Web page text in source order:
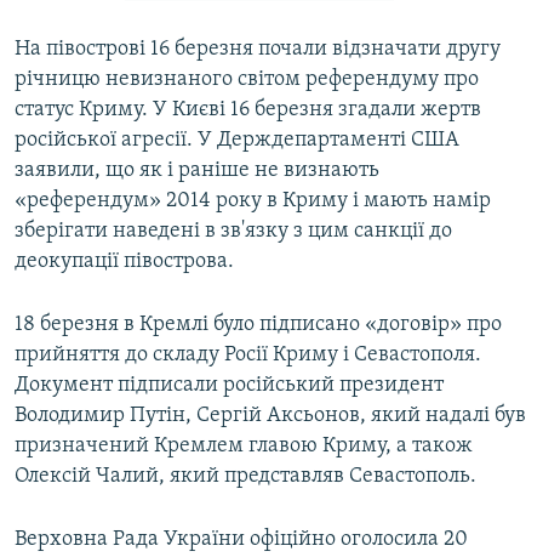
На півострові 16 березня почали відзначати другу
річницю невизнаного світом референдуму про
статус Криму. У Києві 16 березня згадали жертв
російської агресії. У Держдепартаменті США
заявили, що як і раніше не визнають
«референдум» 2014 року в Криму і мають намір
зберігати наведені в зв'язку з цим санкції до
деокупації півострова.
18 березня в Кремлі було підписано «договір» про
прийняття до складу Росії Криму і Севастополя.
Документ підписали російський президент
Володимир Путін, Сергій Аксьонов, який надалі був
призначений Кремлем главою Криму, а також
Олексій Чалий, який представляв Севастополь.
Верховна Рада України офіційно оголосила 20